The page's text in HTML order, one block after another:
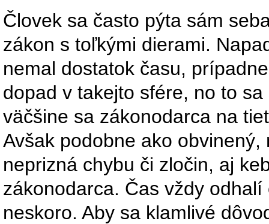
Človek sa často pýta sám
zákon s toľkými dierami.
nemal dostatok času,
dopad v takejto sfére, no to
väčšine sa zákonodarca na
Avšak podobne ako
neprizná chybu či zločin, aj
zákonodarca. Čas vždy
neskoro. Aby sa klamlivé